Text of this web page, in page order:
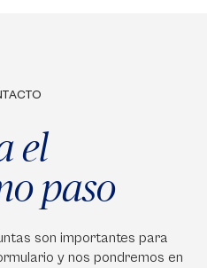
el
paso
son importantes para
y nos pondremos en